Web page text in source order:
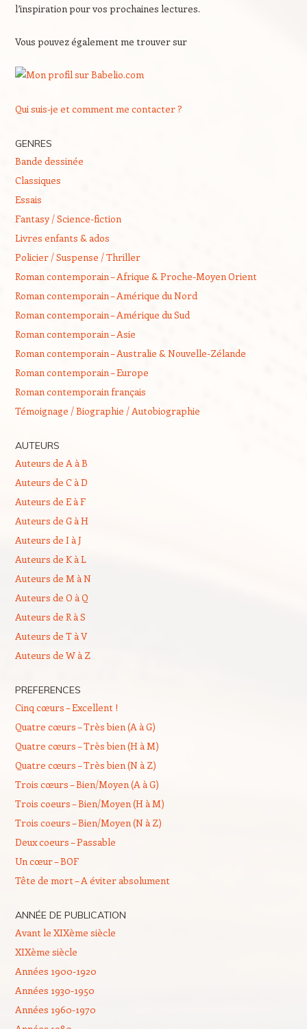
l’inspiration pour vos prochaines lectures.
Vous pouvez également me trouver sur
Qui suis-je et comment me contacter ?
GENRES
Bande dessinée
Classiques
Essais
Fantasy / Science-fiction
Livres enfants & ados
Policier / Suspense / Thriller
Roman contemporain – Afrique & Proche-Moyen Orient
Roman contemporain – Amérique du Nord
Roman contemporain – Amérique du Sud
Roman contemporain – Asie
Roman contemporain – Australie & Nouvelle-Zélande
Roman contemporain – Europe
Roman contemporain français
Témoignage / Biographie / Autobiographie
AUTEURS
Auteurs de A à B
Auteurs de C à D
Auteurs de E à F
Auteurs de G à H
Auteurs de I à J
Auteurs de K à L
Auteurs de M à N
Auteurs de O à Q
Auteurs de R à S
Auteurs de T à V
Auteurs de W à Z
PREFERENCES
Cinq cœurs – Excellent !
Quatre cœurs – Très bien (A à G)
Quatre cœurs – Très bien (H à M)
Quatre cœurs – Très bien (N à Z)
Trois cœurs – Bien/Moyen (A à G)
Trois coeurs – Bien/Moyen (H à M)
Trois coeurs – Bien/Moyen (N à Z)
Deux coeurs – Passable
Un cœur – BOF
Tête de mort – A éviter absolument
ANNÉE DE PUBLICATION
Avant le XIXème siècle
XIXème siècle
Années 1900-1920
Années 1930-1950
Années 1960-1970